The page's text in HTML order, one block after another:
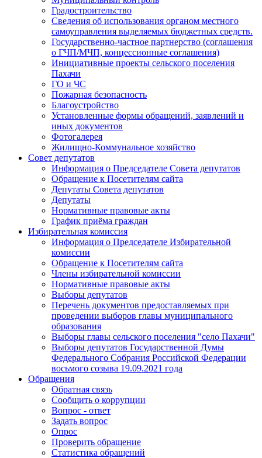
Градостроительство
Сведения об использования органом местного
самоуправления выделяемых бюджетных средств.
Государственно-частное партнерство (соглашения
о ГЧП/МЧП, концессионные соглашения)
Инициативные проекты сельского поселения
Пахачи
ГО и ЧС
Пожарная безопасность
Благоустройство
Установленные формы обращений, заявлений и
иных документов
Фотогалерея
Жилищно-Коммунальное хозяйство
Совет депутатов
Информация о Председателе Совета депутатов
Обращение к Посетителям сайта
Депутаты Совета депутатов
Депутаты
Нормативные правовые акты
График приёма граждан
Избирательная комиссия
Информация о Председателе Избирательной
комиссии
Обращение к Посетителям сайта
Члены избирательной комиссии
Нормативные правовые акты
Выборы депутатов
Перечень документов предоставляемых при
проведении выборов главы муниципального
образования
Выборы главы сельского поселения "село Пахачи"
Выборы депутатов Государственной Думы
Федерального Собрания Российской Федерации
восьмого созыва 19.09.2021 года
Обращения
Обратная связь
Сообщить о коррупции
Вопрос - ответ
Задать вопрос
Опрос
Проверить обращение
Статистика обращений